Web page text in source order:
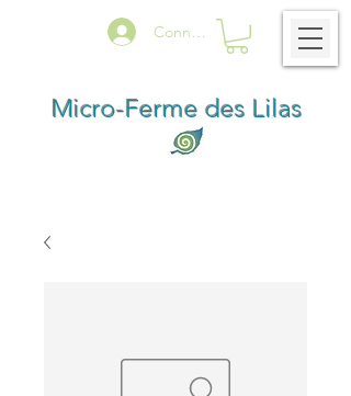
Micro-Ferme des Lilas
Connexion